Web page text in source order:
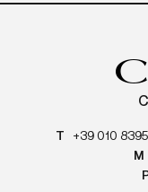
T +39 010
M